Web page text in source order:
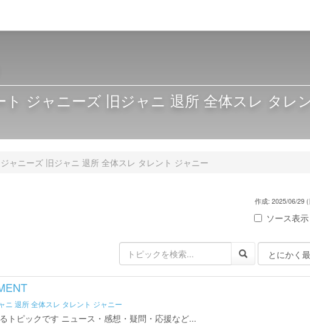
ト ジャニーズ 旧ジャニ 退所 全体スレ タレ
ャニーズ 旧ジャニ 退所 全体スレ タレント ジャニー
作成: 2025/06/29
ソース表示
ニ 退所 全体スレ タレント ジャニー
トピックです ニュース・感想・疑問・応援など...